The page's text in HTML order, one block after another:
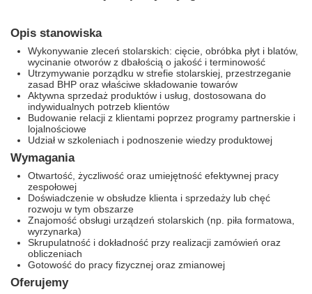
Opis stanowiska
Wykonywanie zleceń stolarskich: cięcie, obróbka płyt i blatów,
wycinanie otworów z dbałością o jakość i terminowość
Utrzymywanie porządku w strefie stolarskiej, przestrzeganie
zasad BHP oraz właściwe składowanie towarów
Aktywna sprzedaż produktów i usług, dostosowana do
indywidualnych potrzeb klientów
Budowanie relacji z klientami poprzez programy partnerskie i
lojalnościowe
Udział w szkoleniach i podnoszenie wiedzy produktowej
Wymagania
Otwartość, życzliwość oraz umiejętność efektywnej pracy
zespołowej
Doświadczenie w obsłudze klienta i sprzedaży lub chęć
rozwoju w tym obszarze
Znajomość obsługi urządzeń stolarskich (np. piła formatowa,
wyrzynarka)
Skrupulatność i dokładność przy realizacji zamówień oraz
obliczeniach
Gotowość do pracy fizycznej oraz zmianowej
Oferujemy